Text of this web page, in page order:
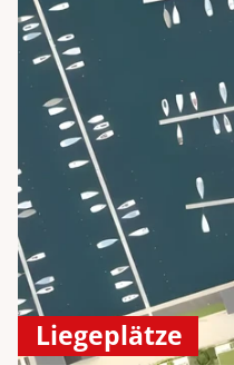
Liegeplätze